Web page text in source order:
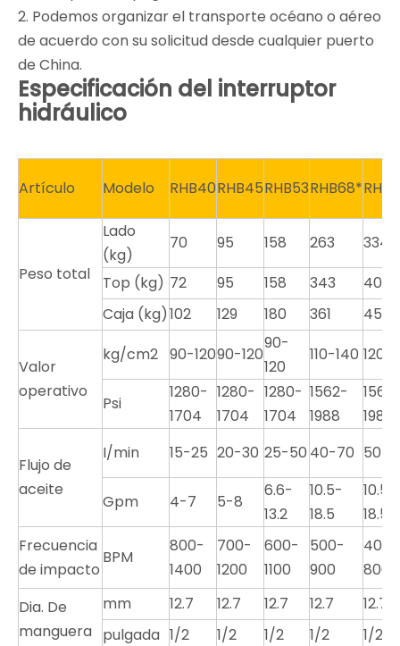
2. Podemos organizar el transporte océano o aéreo
de acuerdo con su solicitud desde cualquier puerto
de China.
Especificación del interruptor
hidráulico
Artículo Modelo RHB40RHB45RHB53RHB68*
Peso total
Lado
(kg)
70 95 158 263
334
Top (kg) 72 95 158 343
409
Caja (kg)102 129 180 361 450
Valor
operativo
kg/cm2 90-12090-120
90-
120
110-140 120-
Psi
1280-
1704
1280-
1704
1280-
1704
1562-
1988
1988
Flujo de
aceite
I/min 15-25 20-30 25-50 40-70 50-
Gpm 4-7 5-8
6.6-
13.2
10.5-
18.5
10.5-
18.5
Frecuencia
de impacto
BPM
800-
1400
700-
1200
600-
1100
500-
900
400-
800
Dia. De
manguera
mm 12.7 12.7 12.7 12.7
12.7
pulgada 1/2 1/2 1/2 1/2
1/2